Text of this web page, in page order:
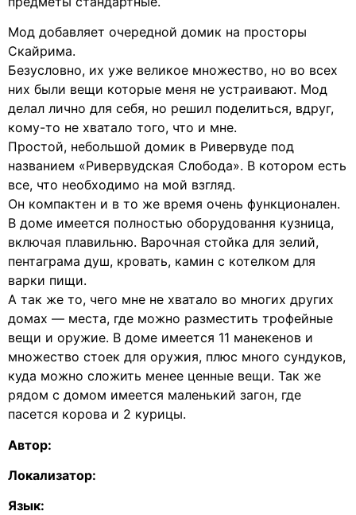
Мод добавляет очередной домик на просторы
Скайрима.
Безусловно, их уже великое множество, но во всех
них были вещи которые меня не устраивают. Мод
делал лично для себя, но решил поделиться, вдруг,
кому-то не хватало того, что и мне.
Простой, небольшой домик в Ривервуде под
названием «Ривервудская Слобода». В котором есть
все, что необходимо на мой взгляд.
Он компактен и в то же время очень функционален.
В доме имеется полностью оборудовання кузница,
включая плавильню. Варочная стойка для зелий,
пентаграма душ, кровать, камин с котелком для
варки пищи.
А так же то, чего мне не хватало во многих других
домах — места, где можно разместить трофейные
вещи и оружие. В доме имеется 11 манекенов и
множество стоек для оружия, плюс много сундуков,
куда можно сложить менее ценные вещи. Так же
рядом с домом имеется маленький загон, где
пасется корова и 2 курицы.
Автор:
Локализатор:
Язык: